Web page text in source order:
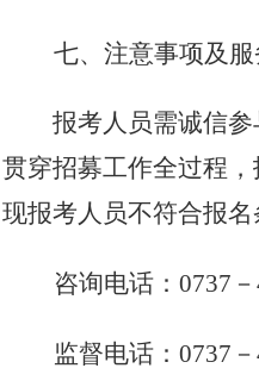
七、注意事项及
报考人员需诚信
贯穿招募工作全过程
现报考人员不符合报名
咨询电话：0737
监督电话：0737